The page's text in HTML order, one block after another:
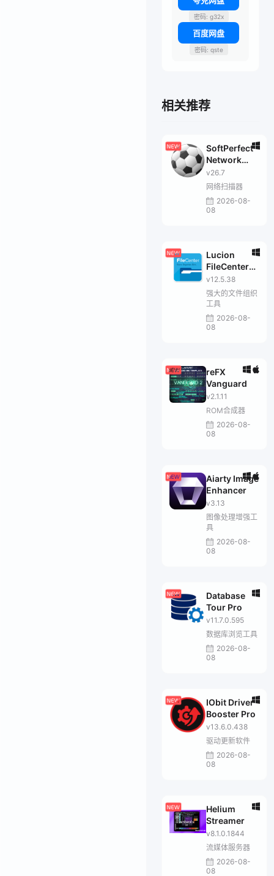
密码: g32x
百度网盘
密码: qste
相关推荐
SoftPerfect
Network
Scanner
v26.7
网络扫描器
2026-08-
08
Lucion
FileCenter
Suite
v12.5.38
强大的文件组织
工具
2026-08-
08
reFX
Vanguard
v2.1.11
ROM合成器
2026-08-
08
Aiarty Image
Enhancer
v3.13
图像处理增强工
具
2026-08-
08
Database
Tour Pro
v11.7.0.595
数据库浏览工具
2026-08-
08
IObit Driver
Booster Pro
v13.6.0.438
驱动更新软件
2026-08-
08
Helium
Streamer
v8.1.0.1844
流媒体服务器
2026-08-
08